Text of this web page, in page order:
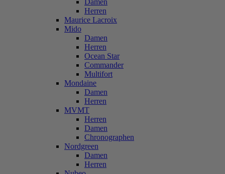
Damen
Herren
Maurice Lacroix
Mido
Damen
Herren
Ocean Star
Commander
Multifort
Mondaine
Damen
Herren
MVMT
Herren
Damen
Chronographen
Nordgreen
Damen
Herren